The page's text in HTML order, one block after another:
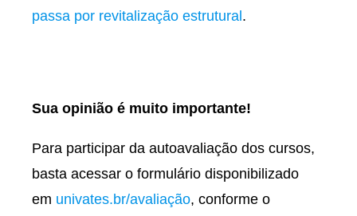
passa por revitalização estrutural .
Sua opinião é muito importante!
Para participar da autoavaliação dos cursos,
basta acessar o formulário disponibilizado
em univates.br/avaliação, conforme o